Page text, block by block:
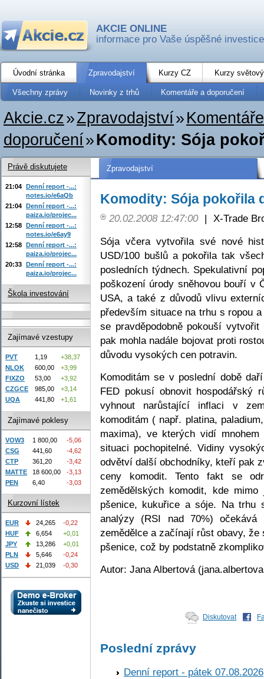
AKCIE ONLINE
informace pro Vaše úspěšné investice
Úvodní stránka Zpravodajství Kurzy CZ Kurzy
Všechny zprávy Novinky z trhů Komentáře a doporučení
Akcie.cz»Zpravodajství»
doporučení»Komodity: Sója
Zpravodajství
Komodity: Sója pokořila
20.02.2008 12:47:00 | X-Trade
Sója včera vytvořila své nové
USD/100 bušlů a pokořila tak
posledních týdnech. Spekulativní
poškození úrody sněhovou bouří
USA, a také z důvodů vlivu
především situace na trhu s ropou
se pravděpodobně pokouší
pak mohla nadále bojovat proti
důvodu vysokých cen potravin.
Komoditám se v poslední době
FED pokusí obnovit
vyhnout narůstající inflaci v
komoditám ( např. platina,
maxima), ve kterých vidí
situaci pochopitelné. Vidiny
odvětví další obchodníky, kteří pak
ceny komodit. Tento fakt se
zemědělských komodit, kde
pšenice, kukuřice a sóje. Na trhu
analýzy (RSI nad 70%)
zemědělce a začínají růst obavy,
pšenice, což by podstatně
Autor: Jana Albertová
Diskutovat
Poslední zprávy
Denní report - pátek 07.08.2026
Právě diskutujete
21:04 Denní report -...:
notes.io/e6aQb
21:04 Denní report -...:
paiza.io/projec...
12:58 Denní report -...:
notes.io/e6ay9
12:58 Denní report -...:
paiza.io/projec...
20:33 Denní report -...:
paiza.io/projec...
Škola investování
Zajímavé vzestupy
PVT 1,19
+38,37
NLOK
600,00
+3,99
FIXZO
53,00
+3,92
CZGCE
985,00
+3,14
UQA
441,80 +1,61
Zajímavé poklesy
VOW3 1 800,00
-5,06
CSG
441,60
-4,62
CTP
361,20
-3,42
MATTE
18 600,00
-3,13
PEN
6,40 -3,03
Kurzovní lístek
EUR 24,265
-0,22
HUF
6,654
+0,01
JPY
13,286
+0,01
PLN
5,646
-0,24
USD
21,039 -0,30